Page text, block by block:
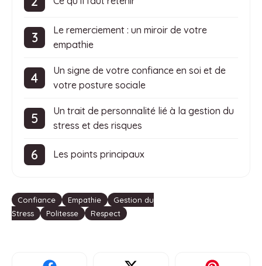
Le remerciement : un miroir de votre
empathie
Un signe de votre confiance en soi et de
votre posture sociale
Un trait de personnalité lié à la gestion du
stress et des risques
Les points principaux
Étiquettes
Confiance Empathie
Gestion du
Stress
Politesse Respect